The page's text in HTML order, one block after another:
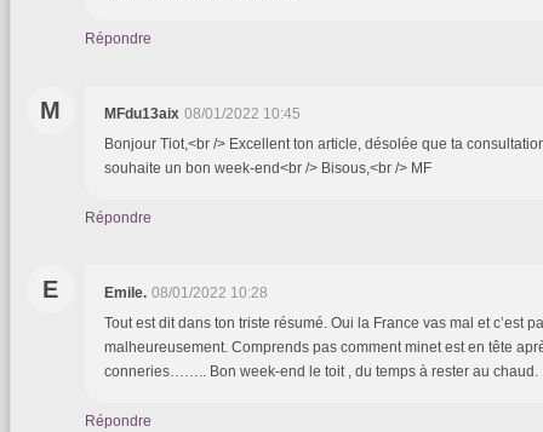
Répondre
M MFdu13aix 08/01/2022 10:45
Bonjour Tiot,<br /> Excellent ton article, désolée que ta
souhaite un bon week-end<br /> Bisous,<br /> MF
Répondre
E Emile. 08/01/2022 10:28
Tout est dit dans ton triste résumé. Oui la France vas mal et c’est
malheureusement. Comprends pas comment minet est en tête
conneries…….. Bon week-end le toit , du temps à rester au chaud.
Répondre